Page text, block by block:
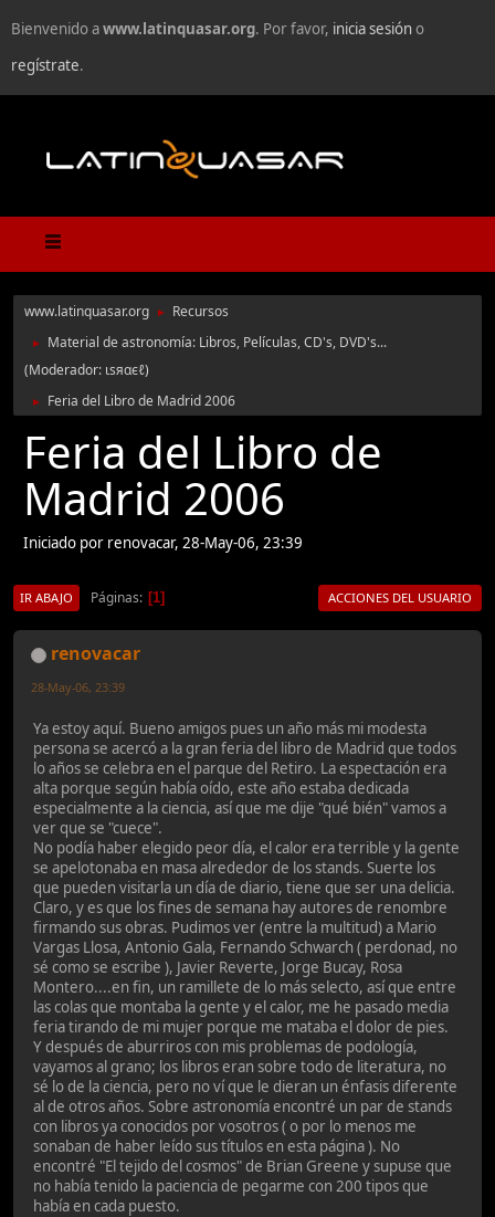
Bienvenido awww.latinquasar.org. Por favor, inicia sesióno
regístrate.
www.latinquasar.org ► Recursos
►
Material de astronomía: Libros, Películas, CD's, DVD's...
(Moderador: ιѕяαєℓ)
► Feria del Libro de Madrid 2006
Feria del Libro de
Madrid 2006
Iniciado por renovacar, 28-May-06, 23:39
IR ABAJO Páginas 1 ACCIONES DEL USUARIO
renovacar
28-May-06, 23:39
Ya estoy aquí. Bueno amigos pues un año más mi modesta
persona se acercó a la gran feria del libro de Madrid que todos
lo años se celebra en el parque del Retiro. La espectación era
alta porque según había oído, este año estaba dedicada
especialmente a la ciencia, así que me dije "qué bién" vamos a
ver que se "cuece".
No podía haber elegido peor día, el calor era terrible y la gente
se apelotonaba en masa alrededor de los stands. Suerte los
que pueden visitarla un día de diario, tiene que ser una delicia.
Claro, y es que los fines de semana hay autores de renombre
firmando sus obras. Pudimos ver (entre la multitud) a Mario
Vargas Llosa, Antonio Gala, Fernando Schwarch ( perdonad, no
sé como se escribe ), Javier Reverte, Jorge Bucay, Rosa
Montero....en fin, un ramillete de lo más selecto, así que entre
las colas que montaba la gente y el calor, me he pasado media
feria tirando de mi mujer porque me mataba el dolor de pies.
Y después de aburriros con mis problemas de podología,
vayamos al grano; los libros eran sobre todo de literatura, no
sé lo de la ciencia, pero no ví que le dieran un énfasis diferente
al de otros años. Sobre astronomía encontré un par de stands
con libros ya conocidos por vosotros ( o por lo menos me
sonaban de haber leído sus títulos en esta página ). No
encontré "El tejido del cosmos" de Brian Greene y supuse que
no había tenido la paciencia de pegarme con 200 tipos que
había en cada puesto.